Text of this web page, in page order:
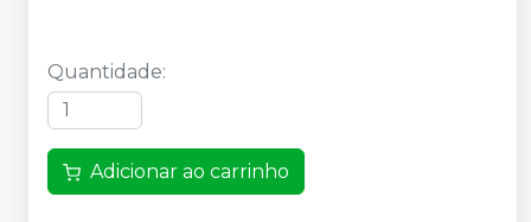
Quantidade:
Adicionar ao carrinho